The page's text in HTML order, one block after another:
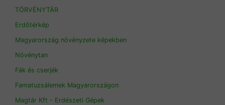
TÖRVÉNYTÁR
Erdőtérkép
Magyarország növényzete képekben
Növénytan
Fák és cserjék
Famatuzsálemek Magyarországon
Magtár Kft - Erdészeti Gépek